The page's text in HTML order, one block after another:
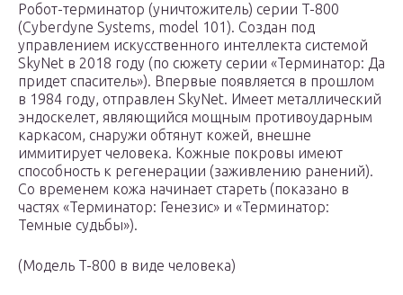
Робот-терминатор (уничтожитель) серии T-800
(Cyberdyne Systems, model 101). Создан под
управлением искусственного интеллекта системой
SkyNet в 2018 году (по сюжету серии «Терминатор: Да
придет спаситель»). Впервые появляется в прошлом
в 1984 году, отправлен SkyNet. Имеет металлический
эндоскелет, являющийся мощным противоударным
каркасом, снаружи обтянут кожей, внешне
иммитирует человека. Кожные покровы имеют
способность к регенерации (заживлению ранений).
Со временем кожа начинает стареть (показано в
частях «Терминатор: Генезис» и «Терминатор:
Темные судьбы»).
(Модель T-800 в виде человека)